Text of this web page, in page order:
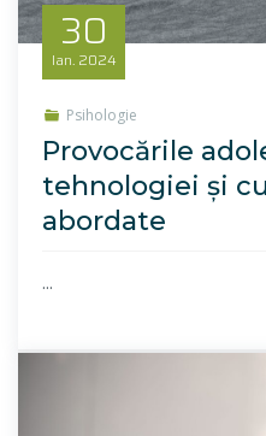
30
Ian. 2024
Psihologie
Provocările
tehnologiei și
abordate
...